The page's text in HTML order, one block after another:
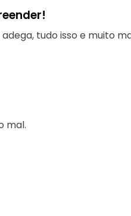
tudo isso e muito
mal.